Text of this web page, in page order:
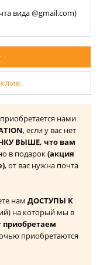
вида @gmail.com)
нами
, если у вас нет
ВЫШЕ, что вам
в подарок(акция
, от вас нужна почта
нам ДОСТУПЫ К
на который мы в
приобретаем
приобретаются